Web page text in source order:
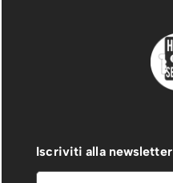
Iscriviti alla newsletter